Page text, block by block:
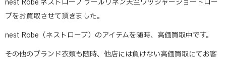
nest Robe ネストローブ ウールリネン天竺ワッシャーショートロー
ブをお買取させて頂きました。
nest Robe（ネストローブ）のアイテムを随時、高価買取中です。
その他のブランド衣類も随時、他店には負けない高価買取にてお客